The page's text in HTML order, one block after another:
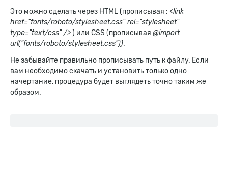
Это можно сделать через HTML (прописывая : <link
href="fonts/roboto/stylesheet.css" rel="stylesheet"
type="text/css" /> ) или CSS (прописывая @import
url("fonts/roboto/stylesheet.css")).
Не забывайте правильно прописывать путь к файлу. Если
вам необходимо скачать и установить только одно
начертание, процедура будет выглядеть точно таким же
образом.